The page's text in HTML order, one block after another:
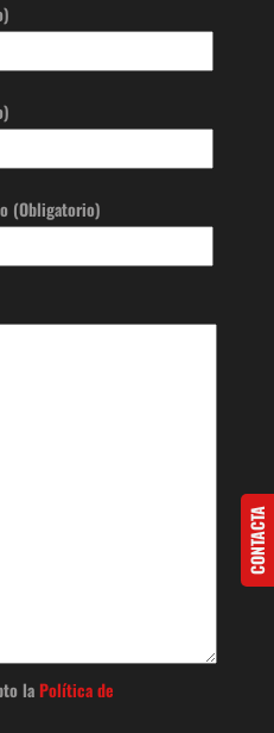
(Obligatorio)
laPolítica de
CONTACTA